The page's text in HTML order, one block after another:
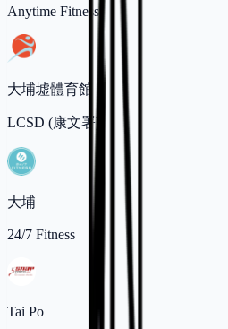
Anytime Fitness
大埔墟體育館
LCSD (康文署)
大埔
24/7 Fitness
Tai Po